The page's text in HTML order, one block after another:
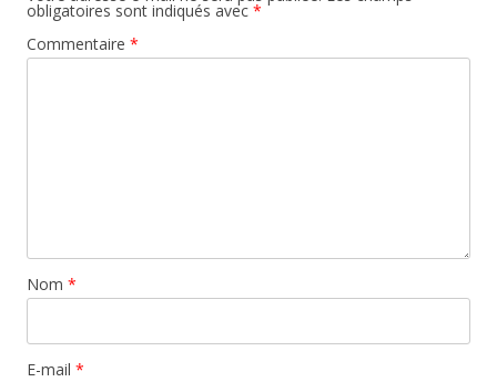
obligatoires sont indiqués avec *
Commentaire *
Nom *
E-mail *